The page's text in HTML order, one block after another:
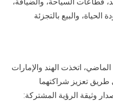
والبيع بالتجزئة
اتخذت الهند والإمارات
طريق تعزيز شراكتهما
وثيقة الرؤية المشتركة: